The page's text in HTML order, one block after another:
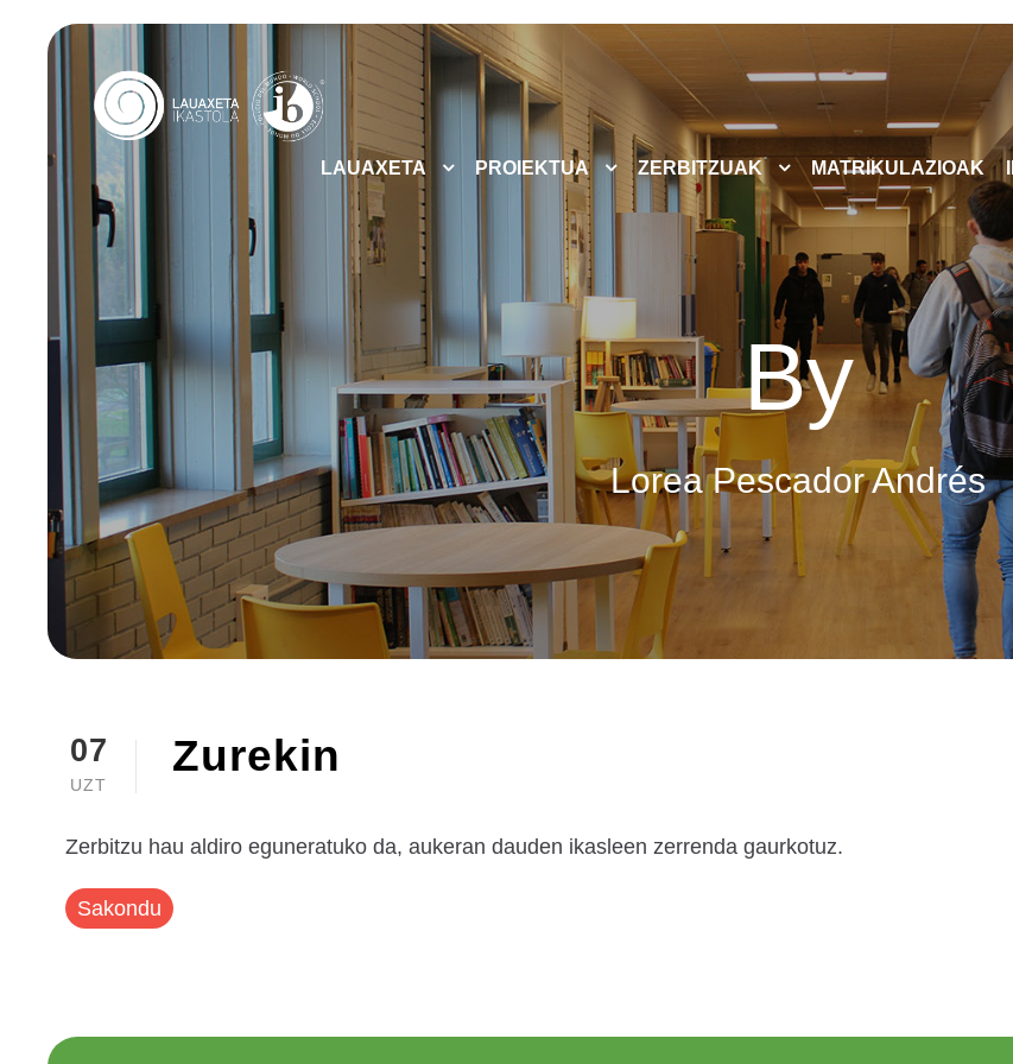
LAUAXETA PROIEKTUA ZERBITZUAK MATRIKULAZIOAK
By
Lorea Pescador Andrés
07
UZT
Zurekin
Zerbitzu hau aldiro eguneratuko da, aukeran dauden ikasleen zerrenda gaurkotuz.
Sakondu